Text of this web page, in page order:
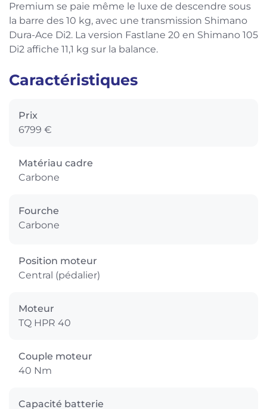
Premium se paie même le luxe de descendre sous
la barre des 10 kg, avec une transmission Shimano
Dura-Ace Di2. La version Fastlane 20 en Shimano 105
Di2 affiche 11,1 kg sur la balance.
Caractéristiques
Prix
6799 €
Matériau cadre
Carbone
Fourche
Carbone
Position moteur
Central (pédalier)
Moteur
TQ HPR 40
Couple moteur
40 Nm
Capacité batterie